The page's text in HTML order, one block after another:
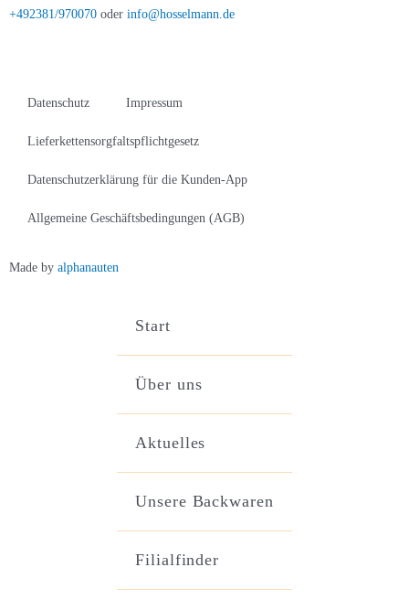
+492381/970070 oder info@hosselmann.de
Datenschutz Impressum
Lieferkettensorgfaltspflichtgesetz
Datenschutzerklärung für die Kunden-App
Allgemeine Geschäftsbedingungen (AGB)
Made by alphanauten
Start
Über uns
Aktuelles
Unsere Backwaren
Filialfinder